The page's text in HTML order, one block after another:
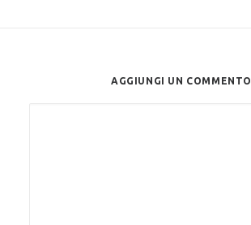
AGGIUNGI UN COMMENTO